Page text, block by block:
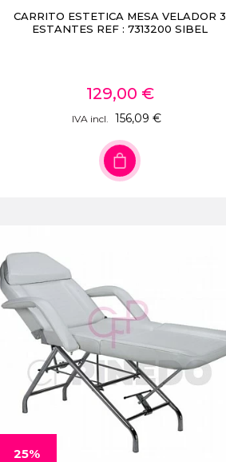
CARRITO ESTETICA MESA VELADOR 3
ESTANTES REF : 7313200 SIBEL
129,00 €
IVA incl. 156,09 €
25%